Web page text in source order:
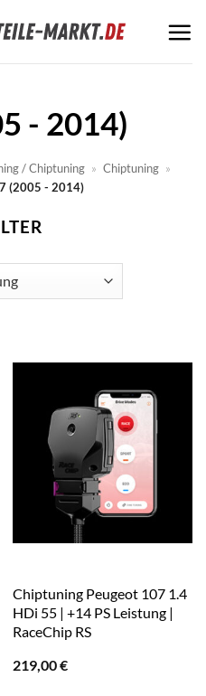
- 2014)
/ Chiptuning » Chiptuning »
(2005 - 2014)
Chiptuning Peugeot 107 1.4
HDi 55 | +14 PS Leistung |
RaceChip RS
219,00€